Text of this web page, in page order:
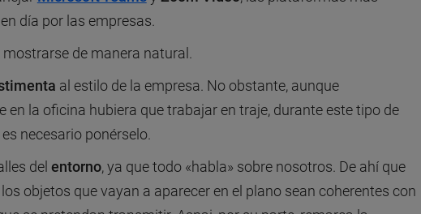
día por las empresas.
de manera natural.
al estilo de la empresa. No obstante, aunque
en la oficina hubiera que trabajar en traje, durante este tipo de
necesario ponérselo.
del entorno, ya que todo «habla» sobre nosotros. De ahí que
objetos que vayan a aparecer en el plano sean coherentes con